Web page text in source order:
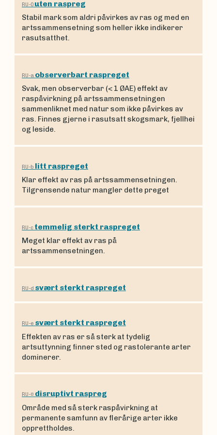
RU-0 uten raspreg
Stabil mark som aldri påvirkes av ras og med en
artssammensetning som heller ikke indikerer
rasutsatthet.
RU-a observerbart raspreget
Svak, men observerbar (< 1 ØAE) effekt av
raspåvirkning på artssammensetningen
sammenliknet med natur som ikke påvirkes av
ras. Finnes gjerne i rasutsatt skogsmark, fjellhei
og leside.
RU-b litt raspreget
Klar effekt av ras på artssammensetningen.
Tilgrensende natur mangler dette preget
RU-c temmelig sterkt raspreget
Meget klar effekt av ras på
artssammensetningen.
RU-d svært sterkt raspreget
RU-e svært sterkt raspreget
Effekten av ras er så sterk at tydelig
artsuttynning finner sted og rastolerante arter
dominerer.
RU-¤ disruptivt raspreg
Område med så sterk raspåvirkning at
permanente samfunn av flerårige arter ikke
opprettholdes.